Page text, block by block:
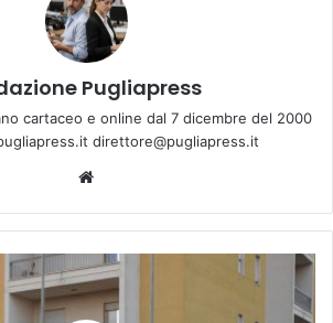
Pugliapress
cartaceo e online dal 7 dicembre del 2000
direttore@pugliapress.it